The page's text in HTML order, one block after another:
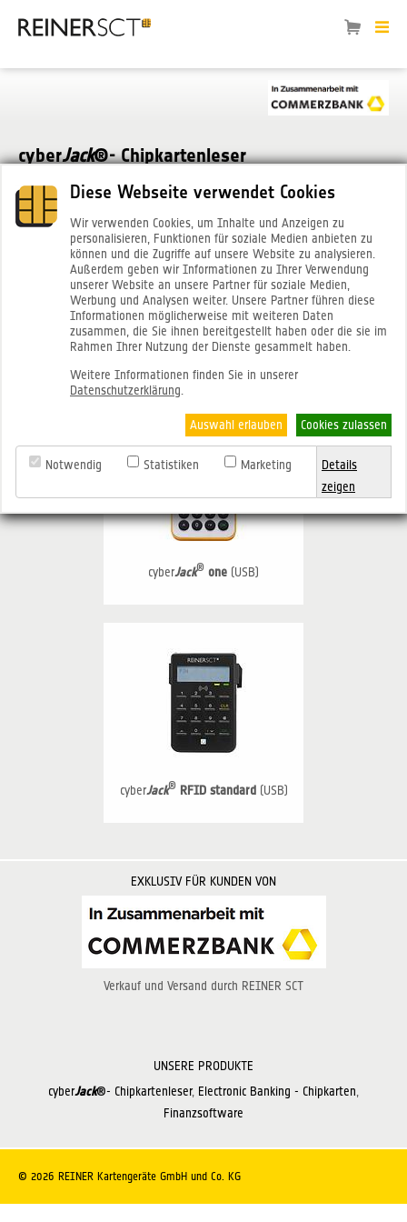
Diese Webseite verwendet Cookies
Wir verwenden Cookies, um Inhalte und Anzeigen zu
personalisieren, Funktionen für soziale Medien anbieten zu
können und die Zugriffe auf unsere Website zu analysieren.
Außerdem geben wir Informationen zu Ihrer Verwendung
unserer Website an unsere Partner für soziale Medien,
Werbung und Analysen weiter. Unsere Partner führen diese
Informationen möglicherweise mit weiteren Daten
zusammen, die Sie ihnen bereitgestellt haben oder die sie im
Rahmen Ihrer Nutzung der Dienste gesammelt haben.
Weitere Informationen finden Sie in unserer
Datenschutzerklärung
Auswahl erlauben Cookies zulassen
Notwendig Statistiken Marketing
Details
zeigen
cyberJack®- Chipkartenleser
cyberJack® RFID komfort USB-C
cyberJack® one (USB)
cyberJack® RFID standard(USB)
EXKLUSIV FÜR KUNDEN VON
Verkauf und Versand durch REINER SCT
UNSERE PRODUKTE
cyberJack®- Chipkartenleser Electronic Banking - Chipkarten
Finanzsoftware
© 2026 REINER Kartengeräte GmbH und Co. KG